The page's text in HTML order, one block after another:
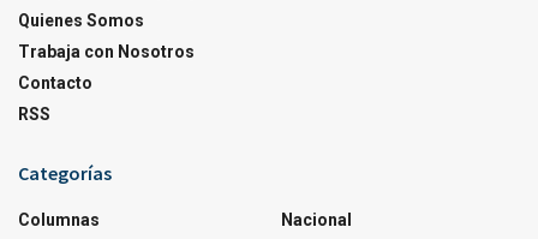
Quienes Somos
Trabaja con Nosotros
Contacto
RSS
Categorías
Columnas
Nacional